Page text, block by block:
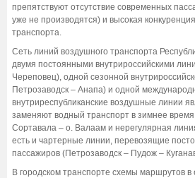
препятствуют отсутствие современных
уже не производятся) и высокая
транспорта.
Сеть линий воздушного транспорта
двумя постоянными внутрироссийскими
Череповец), одной сезонной
Петрозаводск – Анапа) и одной
внутриреспубликанские воздушные линии
заменяют водный транспорт в зимнее
Сортавала – о. Валаам и нерегулярная
есть и чартерные линии, перевозящие
пассажиров (Петрозаводск – Пудож –
В городском транспорте схемы маршрутов